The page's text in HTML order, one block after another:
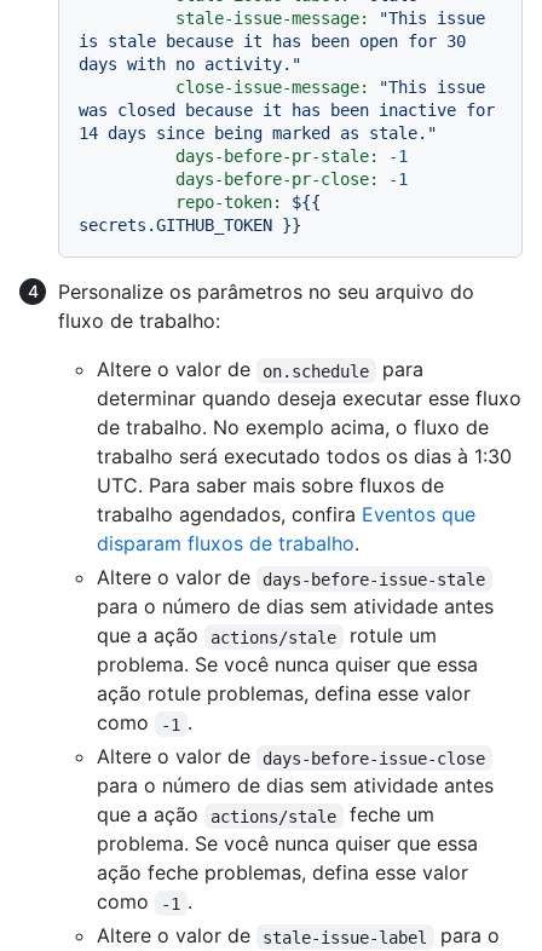
stale-issue-message:
"This issue
is stale because it has been open for 30
days with no activity."
close-issue-message:
"This issue
was closed because it has been inactive for
14 days since being marked as stale."
days-before-pr-stale:
-1
days-before-pr-close:
-1
repo-token:
${{
secrets.GITHUB_TOKEN }}
Personalize os parâmetros no seu arquivo do
fluxo de trabalho:
Altere o valor de
on.schedule
para
determinar quando deseja executar esse fluxo
de trabalho. No exemplo acima, o fluxo de
trabalho será executado todos os dias à 1:30
UTC. Para saber mais sobre fluxos de
trabalho agendados, confira Eventos que
disparam fluxos de trabalho.
Altere o valor de
days-before-issue-stale
para o número de dias sem atividade antes
que a ação
actions/stale
rotule um
problema. Se você nunca quiser que essa
ação rotule problemas, defina esse valor
como
-1 .
Altere o valor de
days-before-issue-close
para o número de dias sem atividade antes
que a ação
actions/stale
feche um
problema. Se você nunca quiser que essa
ação feche problemas, defina esse valor
como
-1 .
Altere o valor de
stale-issue-label
para o